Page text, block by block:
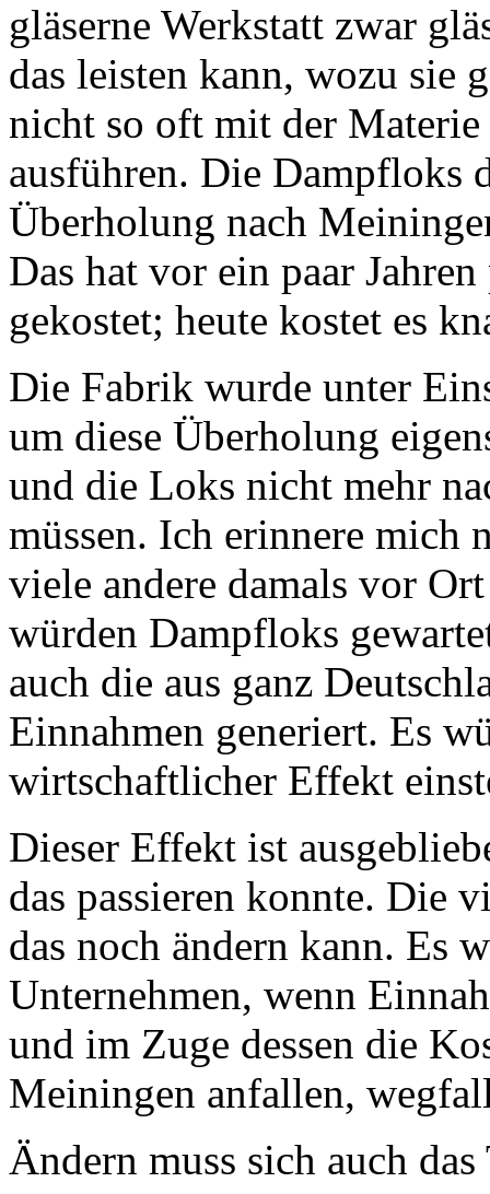
gläserne Werkstatt zwar
das leisten kann, wozu sie
nicht so oft mit der
ausführen. Die Dampfloks
Überholung nach
Das hat vor ein paar
gekostet; heute kostet es
Die Fabrik wurde unter
um diese Überholung
und die Loks nicht mehr
müssen. Ich erinnere
viele andere damals vor
würden Dampfloks
auch die aus ganz
Einnahmen generiert. Es
wirtschaftlicher Effekt
Dieser Effekt ist
das passieren konnte. Die
das noch ändern kann. Es
Unternehmen, wenn
und im Zuge dessen die
Meiningen anfallen,
Ändern muss sich auch